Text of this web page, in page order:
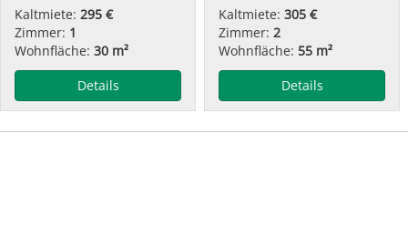
Kaltmiete: 295 €
Zimmer: 1
Wohnfläche: 30 m²
Details
Kaltmiete: 305 €
Zimmer: 2
Wohnfläche: 55 m²
Details